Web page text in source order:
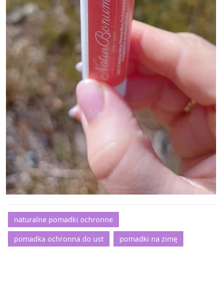
naturalne pomadki ochronne
pomadka ochronna do ust pomadki na zimę